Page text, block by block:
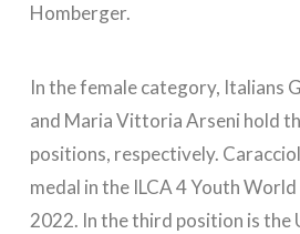
Homberger.
In the female category, Italians
and Maria Vittoria Arseni hold
positions, respectively.
medal in the ILCA 4 Youth
2022. In the third position is the